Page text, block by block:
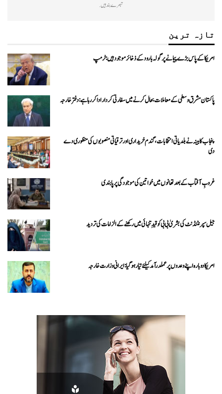
تبصرے بند ہیں.
تازہ ترین
امریکا کے پاس بڑے پیمانے پر گولہ بارود کے ذخائر موجود ہیں: ٹرمپ
پاکستان مشرق وسطی کے معاملات بحال کرنے میں سفارتی کردار ادا کررہا ہے: دفتر خارجہ
پنجاب کابینہ نے بلدیاتی انتخابات، گندم خریداری اور ترقیاتی منصوبوں کی منظوری دے
دی
غروبِ آفتاب کے بعد تھانوں میں خواتین کی موجودگی پر پابندی
جیل سپرنٹنڈنٹ کی بشریٰ بی بی کو قیدِ تنہائی میں رکھنے کے الزامات کی تردید
امریکا دوبارہ اپنے وعدوں پر عملدرآمد کیلئے تیار ہو گیا: ایرانی وزارت خارجہ